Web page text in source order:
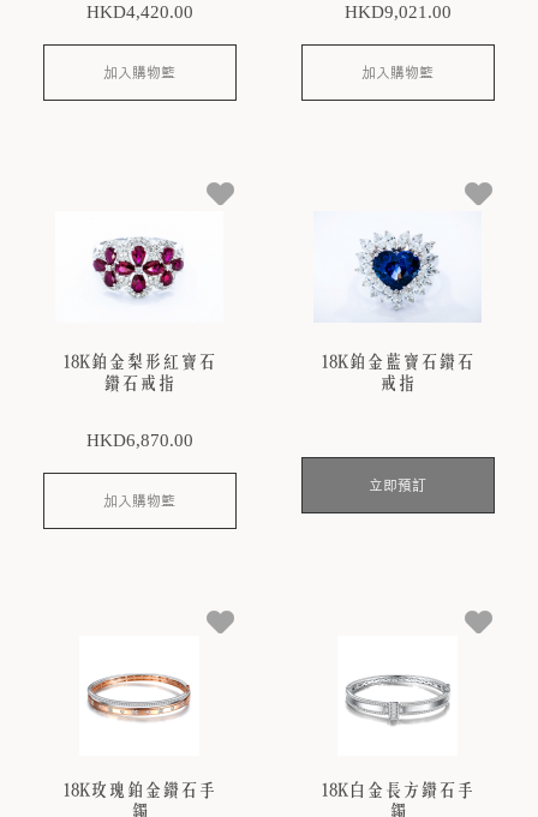
HKD4,420.00
加入購物籃
HKD9,021 .00
加入購物籃
18K鉑金梨形紅寶石
鑽石戒指
HKD6,870.00
加入購物籃
18K鉑金藍寶石鑽石
戒指
立即預訂
18K玫瑰鉑金鑽石手
鐲
18K白金長方鑽石手
鐲